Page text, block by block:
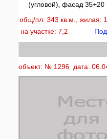
(угловой), фасад
общ/пл: 343 кв.м., жилая:
на участке: 7,2
объект: № 1296 дата: